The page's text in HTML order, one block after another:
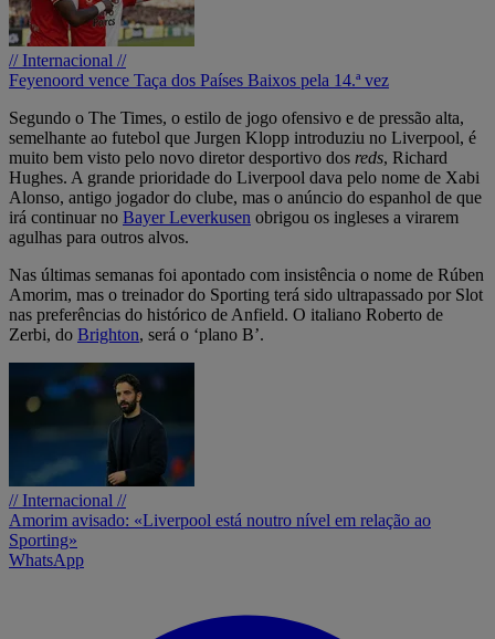
// Internacional //
Feyenoord vence Taça dos Países Baixos pela 14.ª vez
Segundo o The Times, o estilo de jogo ofensivo e de pressão alta,
semelhante ao futebol que Jurgen Klopp introduziu no Liverpool, é
muito bem visto pelo novo diretor desportivo dos reds, Richard
Hughes. A grande prioridade do Liverpool dava pelo nome de Xabi
Alonso, antigo jogador do clube, mas o anúncio do espanhol de que
irá continuar no Bayer Leverkusen obrigou os ingleses a virarem
agulhas para outros alvos.
Nas últimas semanas foi apontado com insistência o nome de Rúben
Amorim, mas o treinador do Sporting terá sido ultrapassado por Slot
nas preferências do histórico de Anfield. O italiano Roberto de
Zerbi, do Brighton, será o ‘plano B’.
// Internacional //
Amorim avisado: «Liverpool está noutro nível em relação ao
Sporting»
WhatsApp